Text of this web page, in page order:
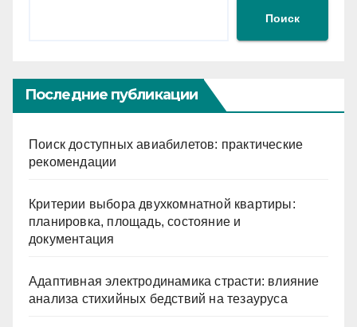
Поиск
Последние публикации
Поиск доступных авиабилетов: практические
рекомендации
Критерии выбора двухкомнатной квартиры:
планировка, площадь, состояние и
документация
Адаптивная электродинамика страсти: влияние
анализа стихийных бедствий на тезауруса